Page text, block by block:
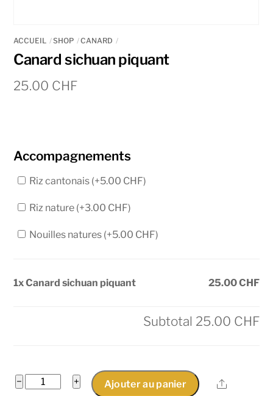
ACCUEIL SHOP CANARD
Canard sichuan piquant
25.00 CHF
Accompagnements
Riz cantonais (+5.00 CHF)
Riz nature (+3.00 CHF)
Nouilles natures (+5.00 CHF)
1x Canard sichuan piquant 25.00 CHF
Subtotal 25.00 CHF
−
quantité
+ Ajouter au panier Share